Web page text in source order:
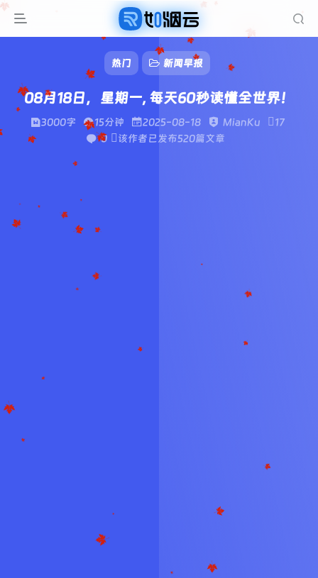
热门 新闻早报
08月18日，星期一, 每天60秒读懂全世界！
3000字 15分钟 2025-08-18 MianKu
17
0
该作者已发布520篇文章